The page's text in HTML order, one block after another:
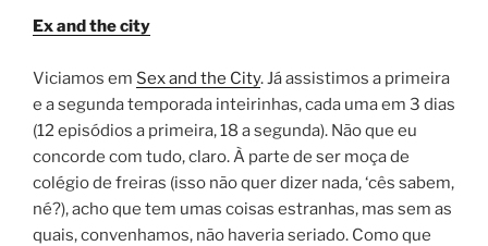
Ex and the city
Viciamos em Sex and the City. Já assistimos a primeira
e a segunda temporada inteirinhas, cada uma em 3 dias
(12 episódios a primeira, 18 a segunda). Não que eu
concorde com tudo, claro. À parte de ser moça de
colégio de freiras (isso não quer dizer nada, ‘cês sabem,
né?), acho que tem umas coisas estranhas, mas sem as
quais, convenhamos, não haveria seriado. Como que